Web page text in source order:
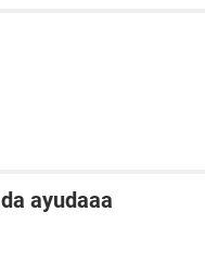
ayudaaa